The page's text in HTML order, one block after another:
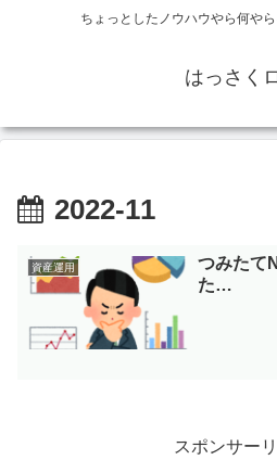
ちょっとしたノウハウやら何や
はっさく
2022-11
資産運用
つみたて
た…
スポンサー